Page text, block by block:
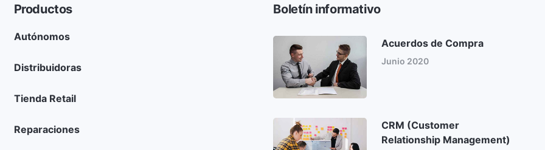
Productos
Autónomos
Distribuidoras
Tienda Retail
Reparaciones
Boletín informativo
Acuerdos de Compra
Junio 2020
CRM (Customer
Relationship Management)